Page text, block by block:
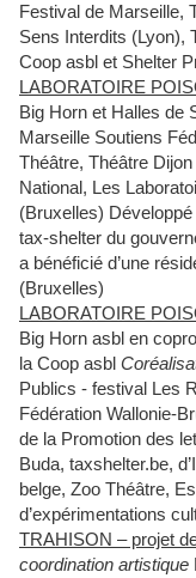
Festival de Marseille,
Sens Interdits (Lyon),
Coop asbl et Shelter
LABORATOIRE
Big Horn et Halles de
Marseille Soutiens
Théâtre, Théâtre
National, Les
(Bruxelles)
tax-shelter du
a bénéficié d’une
(Bruxelles)
LABORATOIRE
Big Horn asbl en
la Coop asbl
Publics - festival Les
Fédération Wallonie-
de la Promotion des
Buda, taxshelter.be,
belge, Zoo Théâtre,
d’expérimentations
TRAHISON – projet
coordination artistique